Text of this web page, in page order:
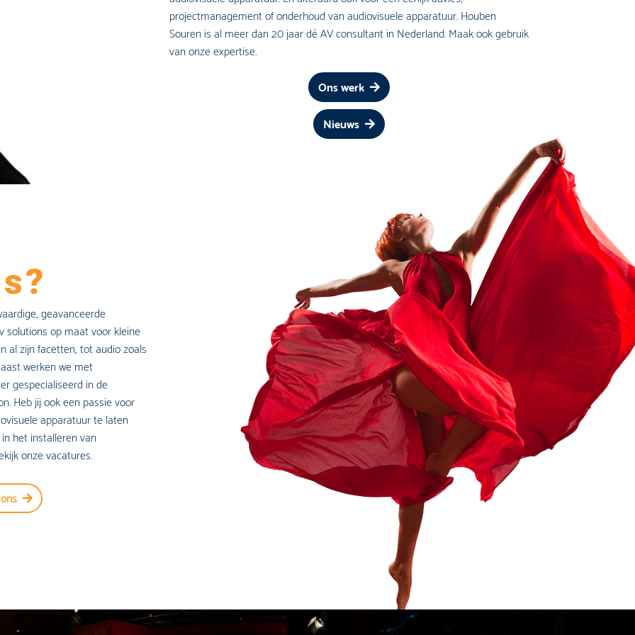
projectmanagement of onderhoud van audiovisuele apparatuur. Houben
Souren is al meer dan 20 jaar dé AV consultant in Nederland. Maak ook gebruik
van onze expertise.
Ons werk
Nieuws
geavanceerde
solutions op maat voor kleine
al zijn facetten, tot audio zoals
werken we met
gespecialiseerd in de
Heb jij ook een passie voor
apparatuur te laten
het installeren van
onze vacatures.